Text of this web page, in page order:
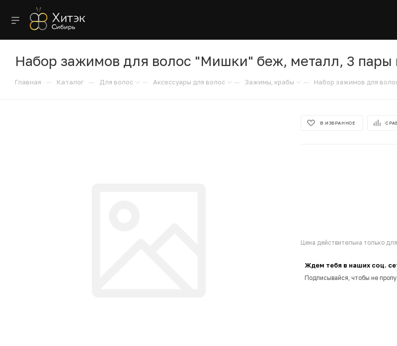
Набор зажимов для волос "Мишки" беж, металл, 3 пары
Главная — Каталог — Для волос — Аксессуары для волос — Зажимы, крабы — Набор зажимов для
В ИЗБРАННОЕ
Цена действительна только
Ждем тебя в наших соц.
Подписывайся, чтобы не